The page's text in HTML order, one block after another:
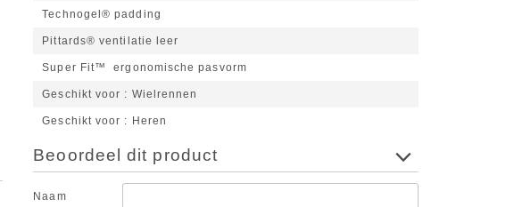
Technogel® padding
Pittards® ventilatie leer
Super Fit™ ergonomische pasvorm
Geschikt voor Wielrennen
Geschikt voor Heren
Beoordeel dit product
Naam